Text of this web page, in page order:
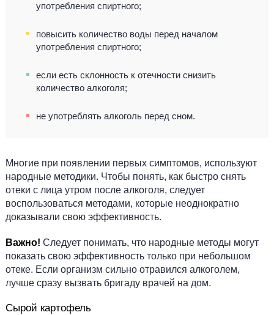
употребления спиртного;
повысить количество воды перед началом
употребления спиртного;
если есть склонность к отечности снизить
количество алкоголя;
не употреблять алкоголь перед сном.
Многие при появлении первых симптомов, используют
народные методики. Чтобы понять, как быстро снять
отеки с лица утром после алкоголя, следует
воспользоваться методами, которые неоднократно
доказывали свою эффективность.
Важно! Следует понимать, что народные методы могут
показать свою эффективность только при небольшом
отеке. Если организм сильно отравился алкоголем,
лучше сразу вызвать бригаду врачей на дом.
Сырой картофель